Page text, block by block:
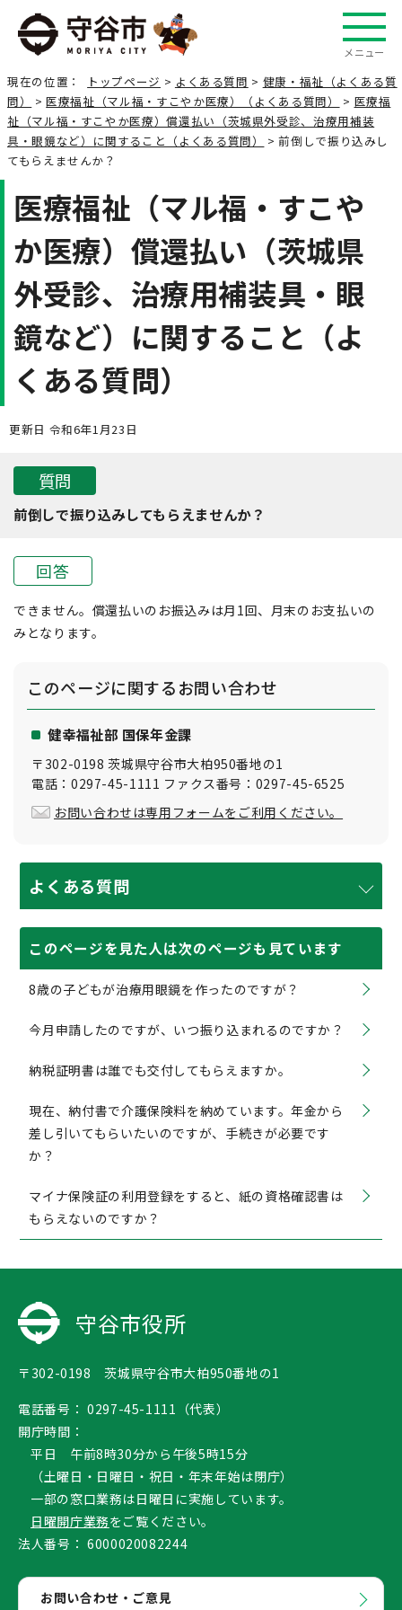
メニュー
現在の位置： トップページ > よくある質問 > 健康・福祉（よくある質
問）
>医療福祉（マル福・すこやか医療）（よくある質問） > 医療福
祉（マル福・すこやか医療）償還払い（茨城県外受診、治療用補装
具・眼鏡など）に関すること（よくある質問）
> 前倒しで振り込みし
てもらえませんか？
医療福祉（マル福・すこや
か医療）償還払い（茨城県
外受診、治療用補装具・眼
鏡など）に関すること（よ
くある質問）
更新日 令和6年1月23日
質問
前倒しで振り込みしてもらえませんか？
回答
できません。償還払いのお振込みは月1回、月末のお支払いの
みとなります。
このページに関するお問い合わせ
健幸福祉部 国保年金課
〒302-0198 茨城県守谷市大柏950番地の1
電話：0297-45-1111 ファクス番号：0297-45-6525
お問い合わせは専用フォームをご利用ください。
よくある質問
このページを見た人は次のページも見ています
8歳の子どもが治療用眼鏡を作ったのですが？
今月申請したのですが、いつ振り込まれるのですか？
納税証明書は誰でも交付してもらえますか。
現在、納付書で介護保険料を納めています。年金から
差し引いてもらいたいのですが、手続きが必要です
か？
マイナ保険証の利用登録をすると、紙の資格確認書は
もらえないのですか？
守谷市役所
〒302-0198 茨城県守谷市大柏950番地の1
電話番号： 0297-45-1111（代表）
開庁時間：
平日 午前8時30分から午後5時15分
（土曜日・日曜日・祝日・年末年始は閉庁）
一部の窓口業務は日曜日に実施しています。
日曜開庁業務をご覧ください。
法人番号： 6000020082244
お問い合わせ・ご意見